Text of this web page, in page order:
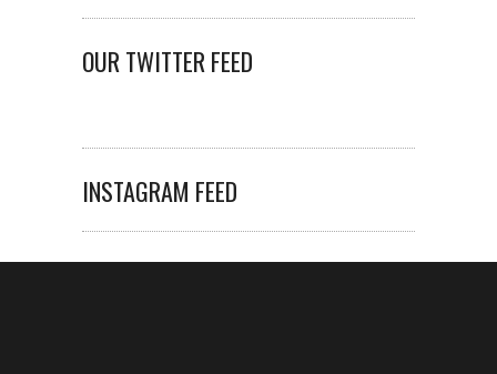
OUR TWITTER FEED
INSTAGRAM FEED